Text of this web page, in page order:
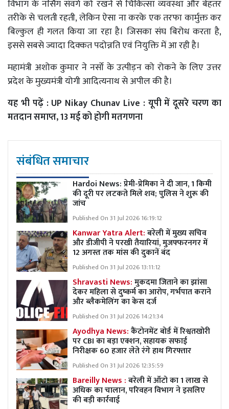
विभाग के नर्सिंग संवर्ग को रखने से चिकित्सा व्यवस्था और बेहतर
तरीके से चलती रहती, लेकिन ऐसा ना करके एक तरफा कार्मुक्त कर
बिल्कुल ही गलत किया जा रहा है। जिसका संघ बिरोध करता है,
इससे सबसे ज्यादा दिक्कत पदोन्नति एवं नियुक्ति में आ रही है।
महामंत्री अशोक कुमार ने नर्सो के उत्पीड़न को रोकने के लिए उत्तर
प्रदेश के मुख्यमंत्री योगी आदित्यनाथ से अपील की है।
यह भी पढ़ें : UP Nikay Chunav Live : यूपी में दूसरे चरण का
मतदान समाप्त, 13 मई को होगी मतगणना
संबंधित समाचार
Hardoi News: प्रेमी-प्रेमिका ने दी जान, 1 किमी
की दूरी पर लटकते मिले शव; पुलिस ने शुरू की
जांच
Published On 31 Jul 2026 16:19:12
Kanwar Yatra Alert:बरेली में मुख्य सचिव
और डीजीपी ने परखी तैयारियां, मुजफ्फरनगर में
12 अगस्त तक मांस की दुकानें बंद
Published On 31 Jul 2026 13:11:12
Shravasti News:मुकदमा जिताने का झांसा
देकर महिला से दुष्कर्म का आरोप, गर्भपात कराने
और ब्लैकमेलिंग का केस दर्ज
Published On 31 Jul 2026 14:21:34
Ayodhya News:कैंटोनमेंट बोर्ड में रिश्वतखोरी
पर CBI का बड़ा एक्शन, सहायक सफाई
निरीक्षक 60 हजार लेते रंगे हाथ गिरफ्तार
Published On 31 Jul 2026 12:35:59
Bareilly News :बरेली में ऑटो का 1 लाख से
अधिक का चालान, परिवहन विभाग ने इसलिए
की बड़ी कार्रवाई